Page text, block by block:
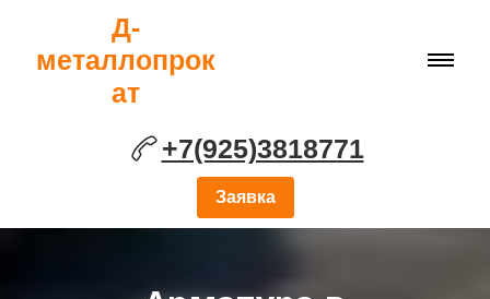
Д-
металлопрок
ат
+7(925)3818771
Заявка